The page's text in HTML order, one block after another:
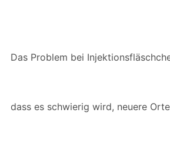
Das Problem bei
dass es schwierig wird, neuere